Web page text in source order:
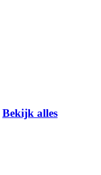
Bekijk alles